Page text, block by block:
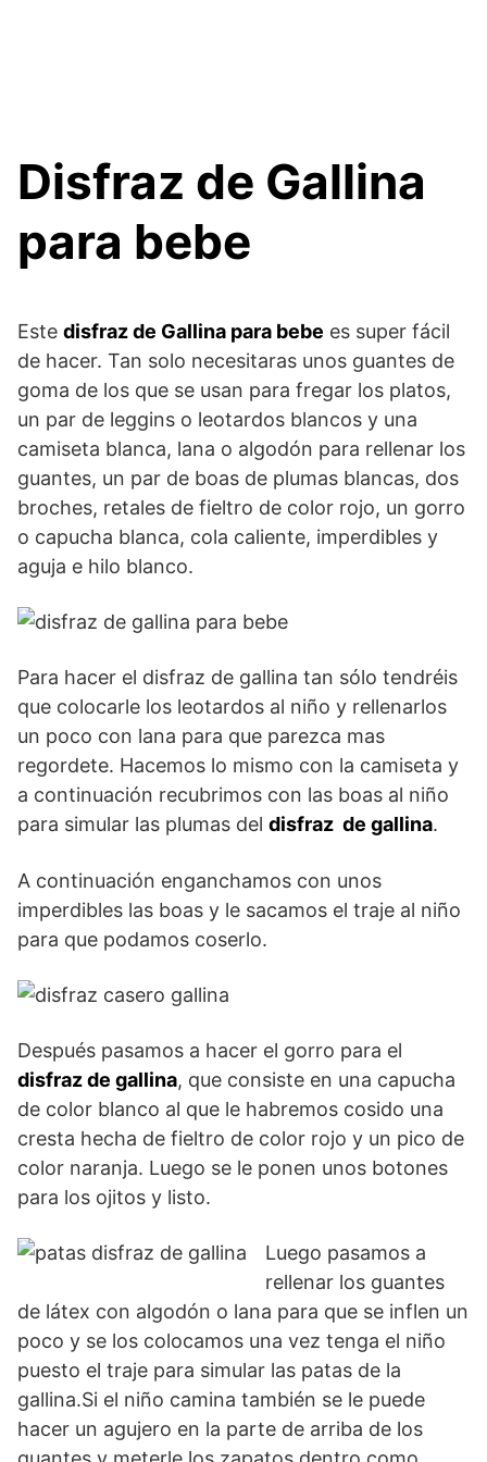
Disfraz de Gallina
para bebe
Este disfraz de Gallina para bebe es super fácil
de hacer. Tan solo necesitaras unos guantes de
goma de los que se usan para fregar los platos,
un par de leggins o leotardos blancos y una
camiseta blanca, lana o algodón para rellenar los
guantes, un par de boas de plumas blancas, dos
broches, retales de fieltro de color rojo, un gorro
o capucha blanca, cola caliente, imperdibles y
aguja e hilo blanco.
Para hacer el disfraz de gallina tan sólo tendréis
que colocarle los leotardos al niño y rellenarlos
un poco con lana para que parezca mas
regordete. Hacemos lo mismo con la camiseta y
a continuación recubrimos con las boas al niño
para simular las plumas del disfraz de gallina.
A continuación enganchamos con unos
imperdibles las boas y le sacamos el traje al niño
para que podamos coserlo.
Después pasamos a hacer el gorro para el
disfraz de gallina, que consiste en una capucha
de color blanco al que le habremos cosido una
cresta hecha de fieltro de color rojo y un pico de
color naranja. Luego se le ponen unos botones
para los ojitos y listo.
Luego pasamos a
rellenar los guantes
de látex con algodón o lana para que se inflen un
poco y se los colocamos una vez tenga el niño
puesto el traje para simular las patas de la
gallina.Si el niño camina también se le puede
hacer un agujero en la parte de arriba de los